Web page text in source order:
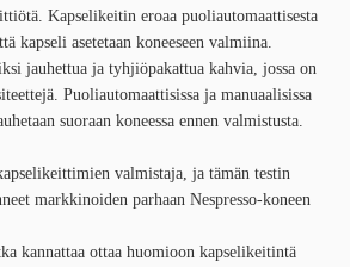
Kapselikeitin eroaa puoliautomaattisesta
kapseli asetetaan koneeseen valmiina.
jauhettua ja tyhjiöpakattua kahvia, jossa on
Puoliautomaattisissa ja manuaalisissa
suoraan koneessa ennen valmistusta.
valmistaja, ja tämän testin
markkinoiden parhaan Nespresso-koneen
kannattaa ottaa huomioon kapselikeitintä